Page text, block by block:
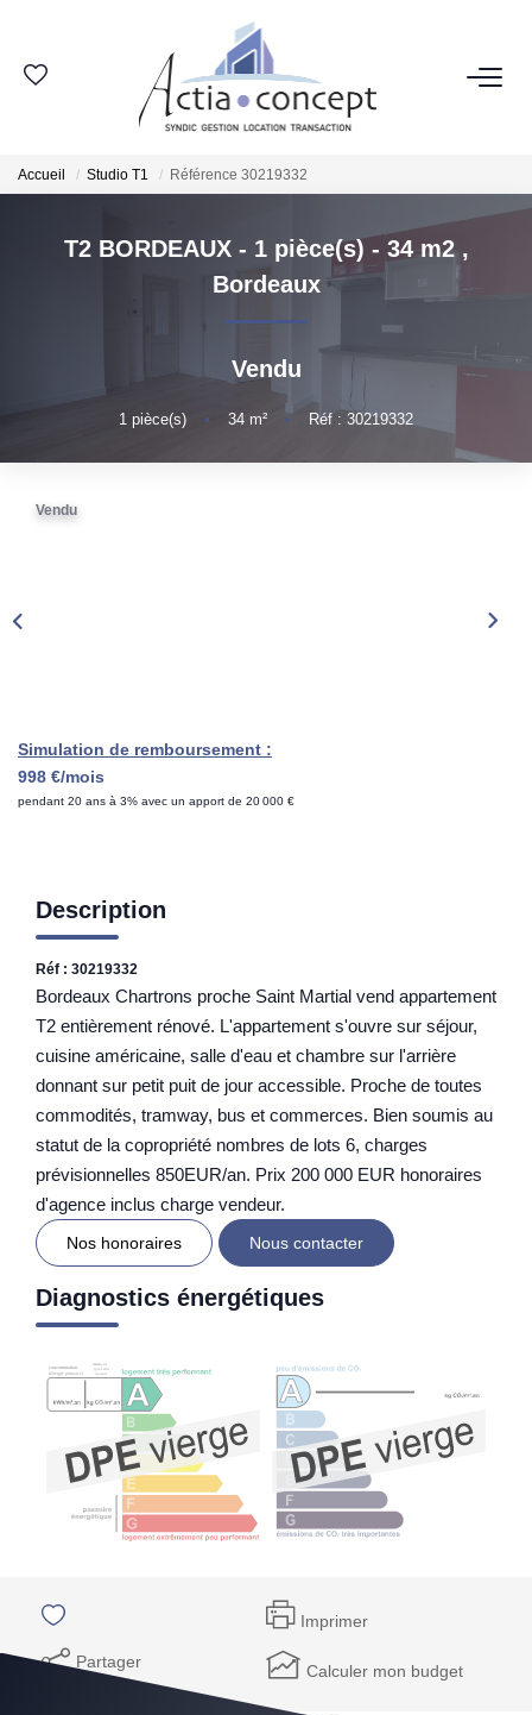
GROUPE ACTIA
Nos Agences
Notre Équipe
Nos Actualités
Nos Avis Clients
Nous Rejoindre
ESPACE CLIENT
Accueil Studio T1 Référence 30219332
T2 BORDEAUX - 1 pièce(s) - 34 m2 ,
Bordeaux
Vendu
1 pièce(s) • 34 m² • Réf : 30219332
Vendu
Simulation de remboursement :
998 €/mois
pendant 20 ans à 3% avec un apport de 20 000 €
Description
Réf : 30219332
Bordeaux Chartrons proche Saint Martial vend appartement
T2 entièrement rénové. L'appartement s'ouvre sur séjour,
cuisine américaine, salle d'eau et chambre sur l'arrière
donnant sur petit puit de jour accessible. Proche de toutes
commodités, tramway, bus et commerces. Bien soumis au
statut de la copropriété nombres de lots 6, charges
prévisionnelles 850EUR/an. Prix 200 000 EUR honoraires
d'agence inclus charge vendeur.
Nos honoraires Nous contacter
Diagnostics énergétiques
Imprimer
Partager Calculer mon budget